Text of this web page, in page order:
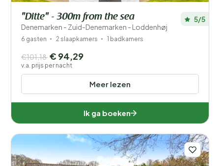
"Ditte" - 300m from the sea
Denemarken - Zuid-Denemarken - Loddenhøj
5/5
6 gasten 2 slaapkamers 1 badkamers
Meer lezen
€101,18 € 94,29
v.a. prijs per nacht
Ik ga boeken